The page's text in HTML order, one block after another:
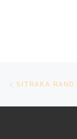
Parcourir